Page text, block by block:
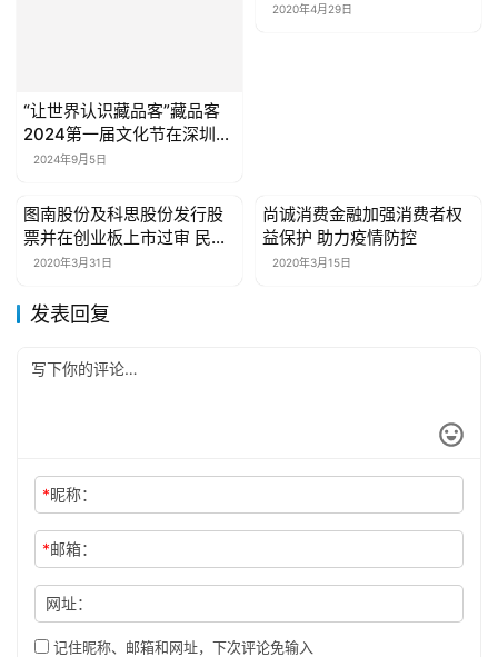
“让世界认识藏品客”藏品客
2024第一届文化节在深圳盛
大开幕
2024年9月5日
2020年4月29日
财经商业
图南股份及科思股份发行股
票并在创业板上市过审 民生
证券担任保荐
2020年3月31日
财经商业
尚诚消费金融加强消费者权
益保护 助力疫情防控
2020年3月15日
发表回复
*昵称：
*邮箱：
网址：
记住昵称、邮箱和网址，下次评论免输入